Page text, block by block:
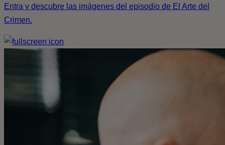
Entra y descubre las imágenes del episodio de El Arte del
Crimen.